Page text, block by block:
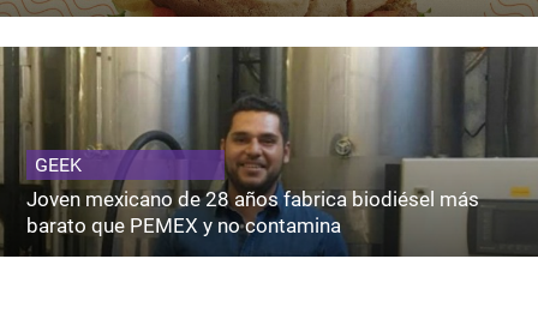
GEEK
Joven mexicano de 28 años fabrica biodiésel más
barato que PEMEX y no contamina